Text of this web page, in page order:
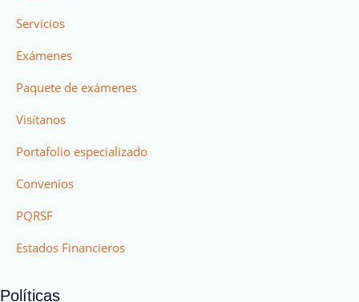
Servicios
Exámenes
Paquete de exámenes
Visítanos
Portafolio especializado
Convenios
PQRSF
Estados Financieros
Políticas